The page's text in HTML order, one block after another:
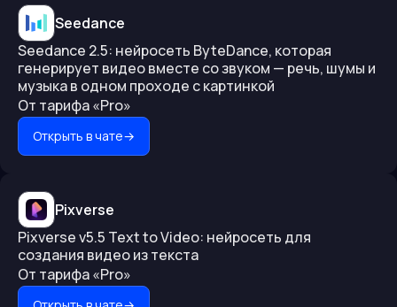
Seedance
Seedance 2.5: нейросеть ByteDance, которая
генерирует видео вместе со звуком — речь, шумы и
музыка в одном проходе с картинкой
От тарифа «Pro»
Открыть в чате→
Pixverse
Pixverse v5.5 Text to Video: нейросеть для
создания видео из текста
От тарифа «Pro»